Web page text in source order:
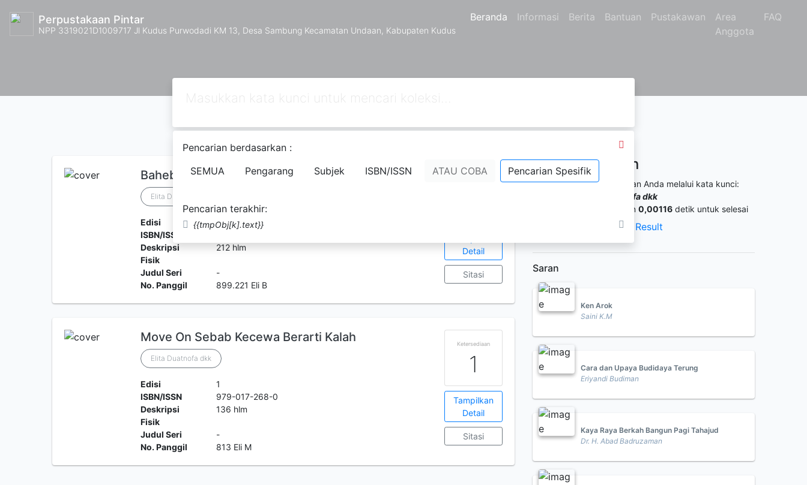
Perpustakaan Pintar
NPP 3319021D1009717 Jl Kudus Purwodadi KM 13, Desa Sambung Kecamatan Undaan, Kabupaten Kudus
Beranda Informasi Berita Bantuan Pustakawan
Area
Anggota
FAQ
Pencarian berdasarkan :
SEMUA
Pengarang Subjek ISBN/ISSN ATAU COBA Pencarian Spesifik
Pencarian terakhir:
{{tmpObj[k].text}}
Bahebbak, Kay!
Elita Duatnofa dkk
Edisi
1
ISBN/ISSN
Deskripsi
Fisik
212 hlm
Judul Seri
-
No. Panggil
899.221 Eli B
Detail
Sitasi
Move On Sebab Kecewa Berarti Kalah
Elita Duatnofa dkk
Edisi
1
ISBN/ISSN
979-017-268-0
Deskripsi
Fisik
136 hlm
Judul Seri
-
No. Panggil
813 Eli M
Ketersediaan
1
Tampilkan
Detail
Sitasi
Hasil Pencarian
Ditemukan2dari pencarian Anda melalui kata kunci:
Elita Duatnofa dkk
Permintaan membutuhkan 0,00116 detik untuk selesai
JSON Result
Saran
Ken Arok
Saini K.M
Cara dan Upaya Budidaya Terung
Eriyandi Budiman
Kaya Raya Berkah Bangun Pagi Tahajud
Dr. H. Abad Badruzaman